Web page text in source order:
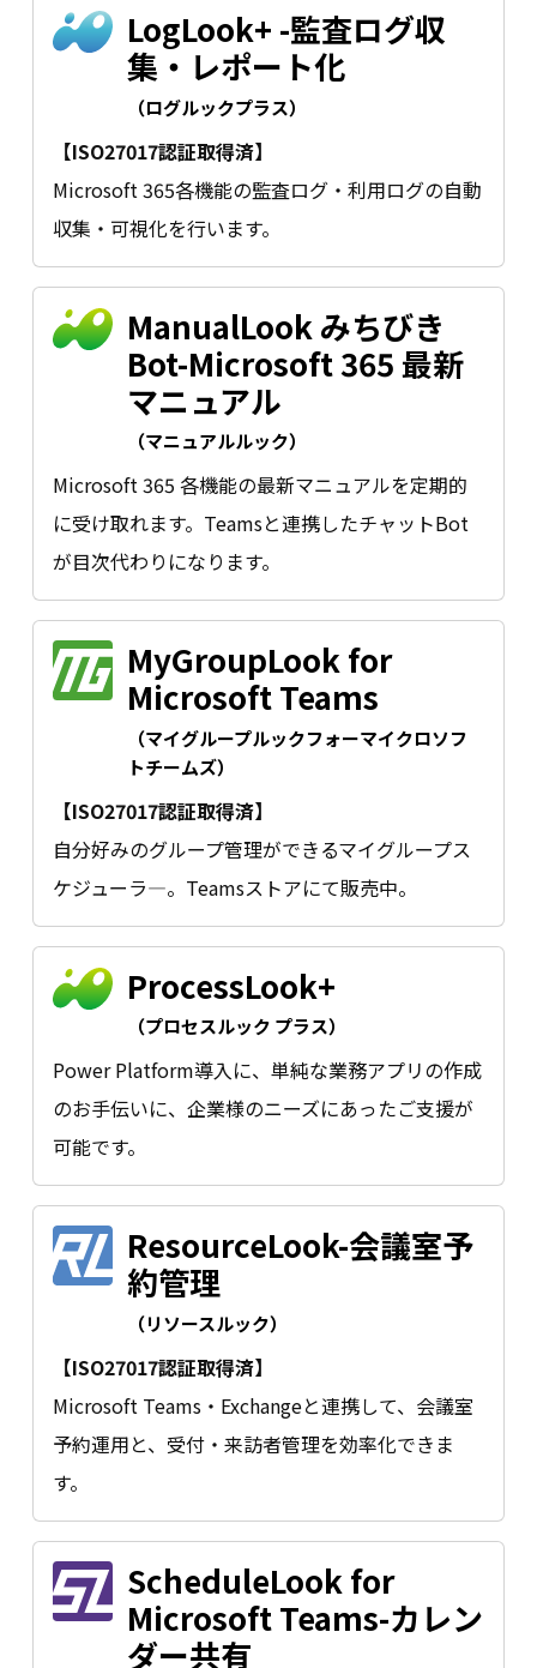
LogLook+ -監査ログ収
集・レポート化
（ログルックプラス）
【ISO27017認証取得済】
Microsoft 365各機能の監査ログ・利用ログの自動
収集・可視化を行います。
ManualLook みちびき
Bot-Microsoft 365 最新
マニュアル
（マニュアルルック）
Microsoft 365 各機能の最新マニュアルを定期的
に受け取れます。Teamsと連携したチャットBot
が目次代わりになります。
MyGroupLook for
Microsoft Teams
（マイグループルックフォーマイクロソフ
トチームズ）
【ISO27017認証取得済】
自分好みのグループ管理ができるマイグループス
ケジューラ―。Teamsストアにて販売中。
ProcessLook+
（プロセスルック プラス）
Power Platform導入に、単純な業務アプリの作成
のお手伝いに、企業様のニーズにあったご支援が
可能です。
ResourceLook-会議室予
約管理
（リソースルック）
【ISO27017認証取得済】
Microsoft Teams・Exchangeと連携して、会議室
予約運用と、受付・来訪者管理を効率化できま
す。
ScheduleLook for
Microsoft Teams-カレン
ダー共有